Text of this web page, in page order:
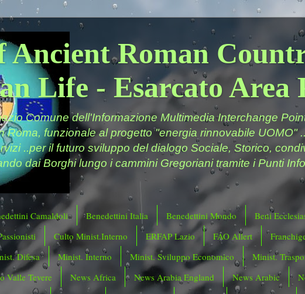
Ancient Roman
Life - Esarcato Area
Comune dell'Informazione Multimedia Interchange
Roma, funzionale al progetto "energia rinnovabile UOMO"
..per il futuro sviluppo del dialogo Sociale, Storico,
dai Borghi lungo i cammini Gregoriani tramite i Punti
Camaldoli Benedettini Italia Benedettini Mondo
Beni
Culto Minist.Interno ERFAP Lazio FAO Allert
Difesa Minist. Interno Minist. Sviluppo Economico
Minist.
Valle Tevere News Africa News Arabia England News Arabic